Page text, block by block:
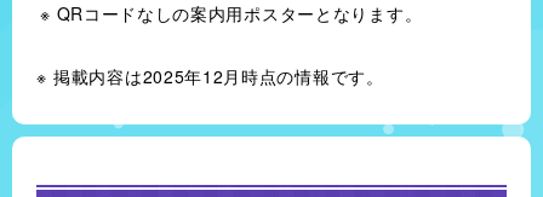
QRコードなしの案内用ポスターとなります。
掲載内容は2025年12月時点の情報です。